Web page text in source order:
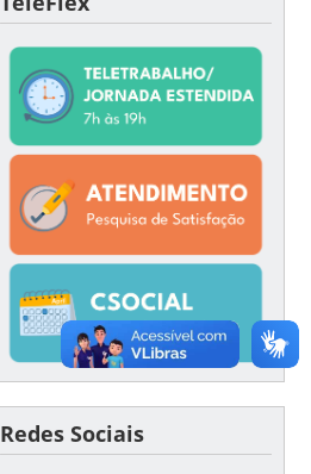
Redes Sociais